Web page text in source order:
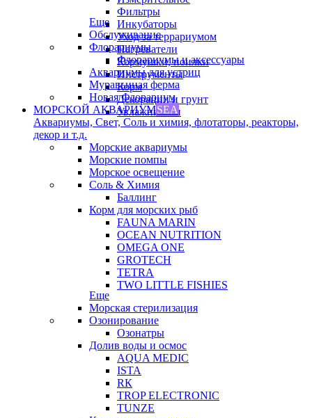
Фильтры
Инкубаторы
Уход за террариумом
Нагреватели
Кормушки, поилки
Инструменты
Корм
Декорации и грунт
Увлажнители
Еще
Обслуживание
Флорариумы
Флорариумы и аксессуары
Аквариумы для устриц
Муравьиная ферма
Новая Флорариум
МОРСКОЙ АКВАРИУМSEA
Аквариумы, Свет, Соль и химия, флотаторы, реакторы,
декор и т.д.
Морские аквариумы
Морские помпы
Морское освещение
Соль & Химия
Баллинг
Корм для морских рыб
FAUNA MARIN
OCEAN NUTRITION
OMEGA ONE
GROTECH
TETRA
TWO LITTLE FISHIES
Еще
Морская стерилизация
Озонирование
Озонатры
Долив воды и осмос
AQUA MEDIC
ISTA
RК
TROP ELECTRONIC
TUNZE